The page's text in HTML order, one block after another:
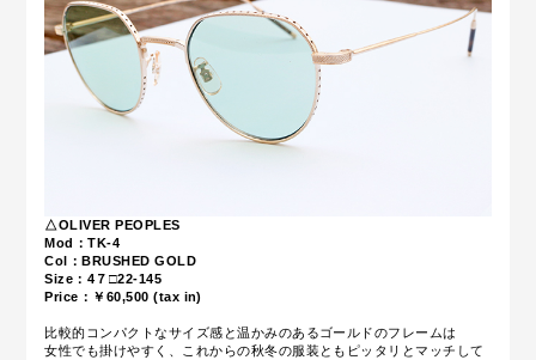
△OLIVER PEOPLES
Mod：TK-4
Col：BRUSHED GOLD
Size： 4７□22-145
Price：￥60,500 (tax in)
比較的コンパクトなサイズ感と温かみのあるゴールドのフレームは
女性でも掛けやすく、これからの秋冬の服装ともピッタリとマッチして